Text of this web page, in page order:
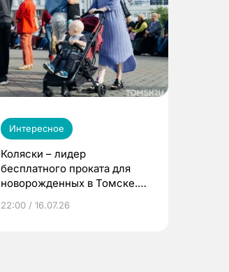
Интересное
Коляски – лидер
бесплатного проката для
новорожденных в Томске.
22:00 / 16.07.26